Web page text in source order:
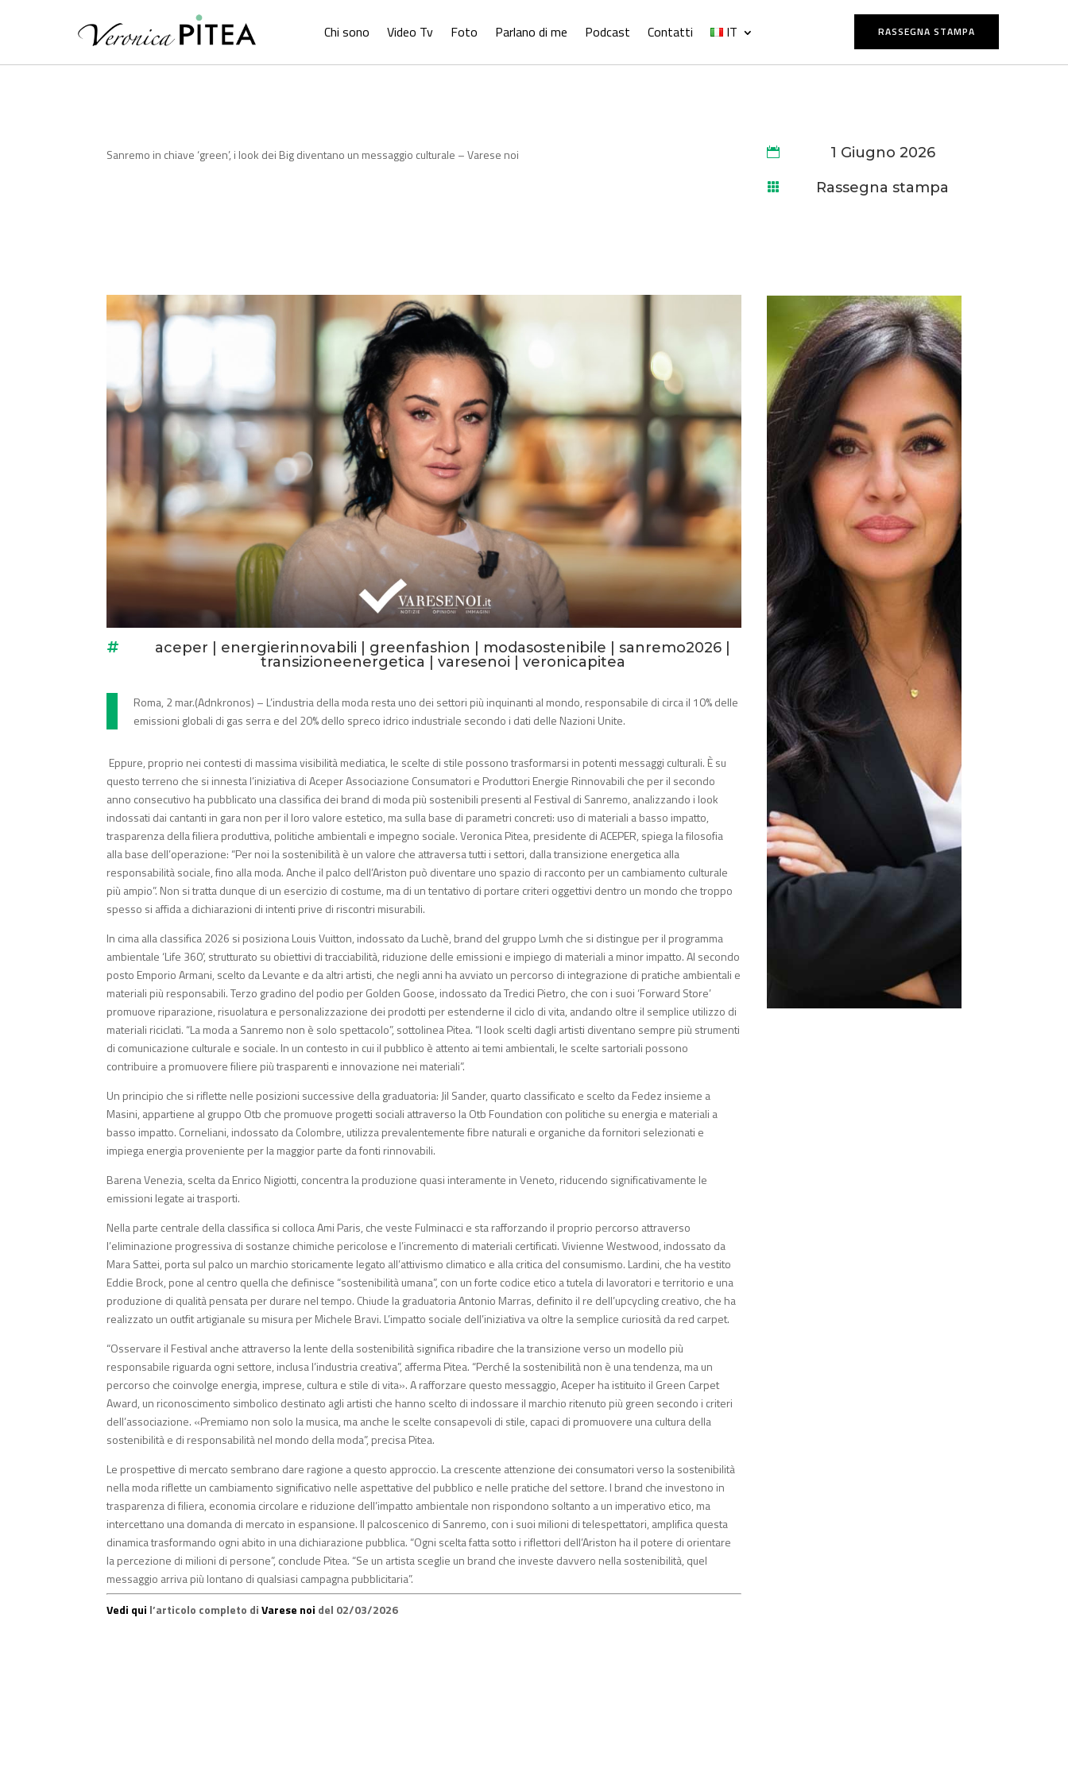
Chi sono Video Tv Foto Parlano di me Podcast Contatti IT RASSEGNA STAMPA
Sanremo in chiave ‘green’, i look dei Big diventano un messaggio culturale – Varese noi  1 Giugno 2026
 Rassegna stampa
 aceper energierinnovabili greenfashion modasostenibile |sanremo2026
transizioneenergetica
varesenoi veronicapitea
Roma, 2 mar.(Adnkronos) – L’industria della moda resta uno dei settori più inquinanti al mondo, responsabile di circa il 10% delle
emissioni globali di gas serra e del 20% dello spreco idrico industriale secondo i dati delle Nazioni Unite.
Eppure, proprio nei contesti di massima visibilità mediatica, le scelte di stile possono trasformarsi in potenti messaggi culturali. È su
questo terreno che si innesta l’iniziativa di Aceper Associazione Consumatori e Produttori Energie Rinnovabili che per il secondo
anno consecutivo ha pubblicato una classifica dei brand di moda più sostenibili presenti al Festival di Sanremo, analizzando i look
indossati dai cantanti in gara non per il loro valore estetico, ma sulla base di parametri concreti: uso di materiali a basso impatto,
trasparenza della filiera produttiva, politiche ambientali e impegno sociale. Veronica Pitea, presidente di ACEPER, spiega la filosofia
alla base dell’operazione: “Per noi la sostenibilità è un valore che attraversa tutti i settori, dalla transizione energetica alla
responsabilità sociale, fino alla moda. Anche il palco dell’Ariston può diventare uno spazio di racconto per un cambiamento culturale
più ampio”. Non si tratta dunque di un esercizio di costume, ma di un tentativo di portare criteri oggettivi dentro un mondo che troppo
spesso si affida a dichiarazioni di intenti prive di riscontri misurabili.
In cima alla classifica 2026 si posiziona Louis Vuitton, indossato da Luchè, brand del gruppo Lvmh che si distingue per il programma
ambientale ‘Life 360’, strutturato su obiettivi di tracciabilità, riduzione delle emissioni e impiego di materiali a minor impatto. Al secondo
posto Emporio Armani, scelto da Levante e da altri artisti, che negli anni ha avviato un percorso di integrazione di pratiche ambientali e
materiali più responsabili. Terzo gradino del podio per Golden Goose, indossato da Tredici Pietro, che con i suoi ‘Forward Store’
promuove riparazione, risuolatura e personalizzazione dei prodotti per estenderne il ciclo di vita, andando oltre il semplice utilizzo di
materiali riciclati. “La moda a Sanremo non è solo spettacolo”, sottolinea Pitea. “I look scelti dagli artisti diventano sempre più strumenti
di comunicazione culturale e sociale. In un contesto in cui il pubblico è attento ai temi ambientali, le scelte sartoriali possono
contribuire a promuovere filiere più trasparenti e innovazione nei materiali”.
Un principio che si riflette nelle posizioni successive della graduatoria: Jil Sander, quarto classificato e scelto da Fedez insieme a
Masini, appartiene al gruppo Otb che promuove progetti sociali attraverso la Otb Foundation con politiche su energia e materiali a
basso impatto. Corneliani, indossato da Colombre, utilizza prevalentemente fibre naturali e organiche da fornitori selezionati e
impiega energia proveniente per la maggior parte da fonti rinnovabili.
Barena Venezia, scelta da Enrico Nigiotti, concentra la produzione quasi interamente in Veneto, riducendo significativamente le
emissioni legate ai trasporti.
Nella parte centrale della classifica si colloca Ami Paris, che veste Fulminacci e sta rafforzando il proprio percorso attraverso
l’eliminazione progressiva di sostanze chimiche pericolose e l’incremento di materiali certificati. Vivienne Westwood, indossato da
Mara Sattei, porta sul palco un marchio storicamente legato all’attivismo climatico e alla critica del consumismo. Lardini, che ha vestito
Eddie Brock, pone al centro quella che definisce “sostenibilità umana”, con un forte codice etico a tutela di lavoratori e territorio e una
produzione di qualità pensata per durare nel tempo. Chiude la graduatoria Antonio Marras, definito il re dell’upcycling creativo, che ha
realizzato un outfit artigianale su misura per Michele Bravi. L’impatto sociale dell’iniziativa va oltre la semplice curiosità da red carpet.
“Osservare il Festival anche attraverso la lente della sostenibilità significa ribadire che la transizione verso un modello più
responsabile riguarda ogni settore, inclusa l’industria creativa”, afferma Pitea. “Perché la sostenibilità non è una tendenza, ma un
percorso che coinvolge energia, imprese, cultura e stile di vita». A rafforzare questo messaggio, Aceper ha istituito il Green Carpet
Award, un riconoscimento simbolico destinato agli artisti che hanno scelto di indossare il marchio ritenuto più green secondo i criteri
dell’associazione. «Premiamo non solo la musica, ma anche le scelte consapevoli di stile, capaci di promuovere una cultura della
sostenibilità e di responsabilità nel mondo della moda”, precisa Pitea.
Le prospettive di mercato sembrano dare ragione a questo approccio. La crescente attenzione dei consumatori verso la sostenibilità
nella moda riflette un cambiamento significativo nelle aspettative del pubblico e nelle pratiche del settore. I brand che investono in
trasparenza di filiera, economia circolare e riduzione dell’impatto ambientale non rispondono soltanto a un imperativo etico, ma
intercettano una domanda di mercato in espansione. Il palcoscenico di Sanremo, con i suoi milioni di telespettatori, amplifica questa
dinamica trasformando ogni abito in una dichiarazione pubblica. “Ogni scelta fatta sotto i riflettori dell’Ariston ha il potere di orientare
la percezione di milioni di persone”, conclude Pitea. “Se un artista sceglie un brand che investe davvero nella sostenibilità, quel
messaggio arriva più lontano di qualsiasi campagna pubblicitaria”.
Vedi qui l’articolo completo di Varese noi del 02/03/2026